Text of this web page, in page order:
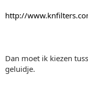
http://
Dan moet ik kiezen
geluidje.